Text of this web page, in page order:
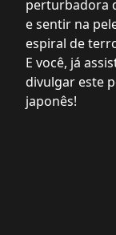
perturbadora
e sentir na
espiral de
E você, já
divulgar este
japonês!